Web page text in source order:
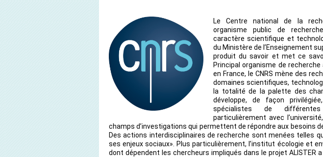
Le Centre national de la
organisme public de
caractère scientifique et
du Ministère de l’Enseignement
produit du savoir et met ce
Principal organisme de
en France, le CNRS mène des
domaines scientifiques,
la totalité de la palette des
développe, de façon
spécialistes de
particulièrement avec
champs d’investigations qui permettent de répondre aux besoins
Des actions interdisciplinaires de recherche sont menées telles
ses enjeux sociaux». Plus particulièrement, l’institut écologie et
dont dépendent les chercheurs impliqués dans le projet ALISTER